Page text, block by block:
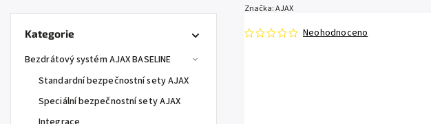
Kategorie
Bezdrátový systém AJAX BASELINE
Standardní bezpečnostní sety AJAX
Speciální bezpečnostní sety AJAX
Neohodnoceno
Značka:AJAX